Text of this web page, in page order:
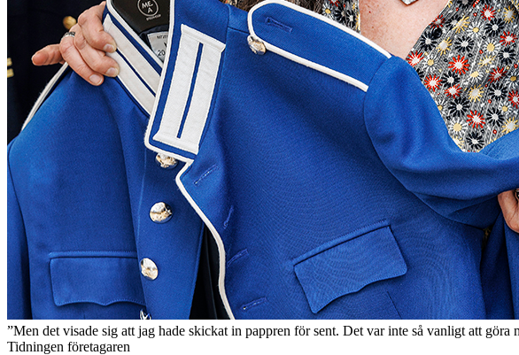
”Men det visade sig att jag hade skickat in pappren för sent. Det var inte så vanligt att göra
Tidningen företagaren